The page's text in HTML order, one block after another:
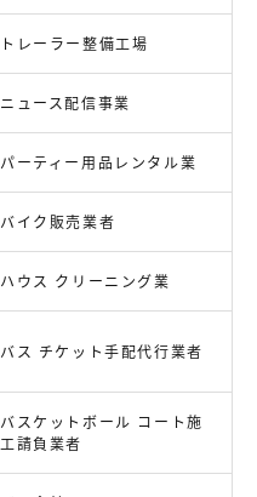
トレーラー整備工場
ニュース配信事業
パーティー用品レンタル業
バイク販売業者
ハウス クリーニング業
バス チケット手配代行業者
バスケットボール コート施
工請負業者